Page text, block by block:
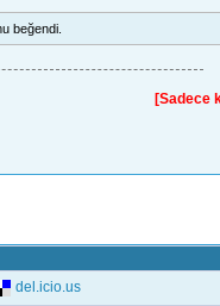
beğendi.
[Sadece
del.icio.us